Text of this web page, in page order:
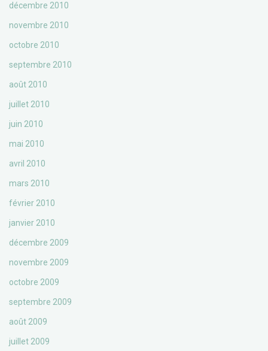
décembre 2010
novembre 2010
octobre 2010
septembre 2010
août 2010
juillet 2010
juin 2010
mai 2010
avril 2010
mars 2010
février 2010
janvier 2010
décembre 2009
novembre 2009
octobre 2009
septembre 2009
août 2009
juillet 2009